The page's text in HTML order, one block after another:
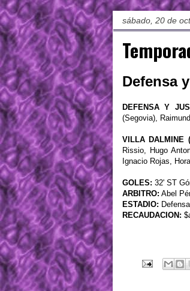
sábado, 20 de
Defensa
DEFENSA Y
(Segovia),
VILLA DALMINE
Rissio, Hugo
Ignacio Rojas,
GOLES: 32' ST
ARBITRO: Abel
ESTADIO:
RECAUDACION: